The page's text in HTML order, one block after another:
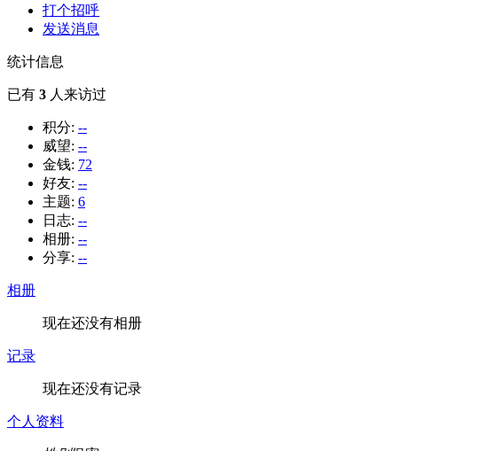
打个招呼
发送消息
统计信息
已有 3 人来访过
积分: --
威望: --
金钱: 72
好友: --
主题: 6
日志: --
相册: --
分享: --
相册
现在还没有相册
记录
现在还没有记录
个人资料